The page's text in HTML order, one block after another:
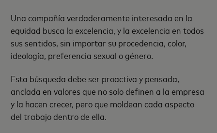
Una compañía verdaderamente interesada en la
equidad busca la excelencia, y la excelencia en todos
sus sentidos, sin importar su procedencia, color,
ideología, preferencia sexual o género.
Esta búsqueda debe ser proactiva y pensada,
anclada en valores que no solo definen a la empresa
y la hacen crecer, pero que moldean cada aspecto
del trabajo dentro de ella.